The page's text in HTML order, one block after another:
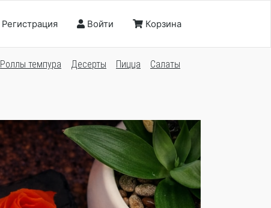
Регистрация Войти Корзина
Роллы темпура Десерты Пицца Салаты